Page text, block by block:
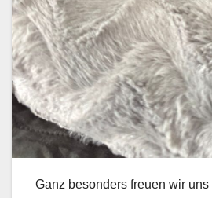
Ganz besonders freuen wir